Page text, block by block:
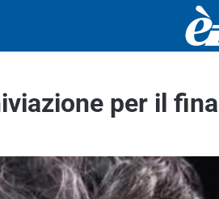
per il